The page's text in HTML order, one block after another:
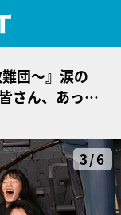
団～』涙の
さん、あっぱ
3/6